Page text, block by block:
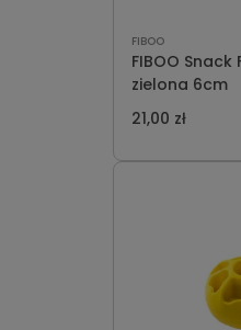
FIBOO
FIBOO Snack
zielona 6cm
21,00 zł